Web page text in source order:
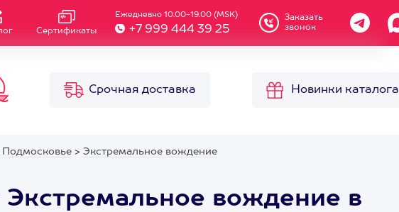
Сертификаты
Ежедневно 10.00-19.00 (MSK)
+7 999 444 39 25
Заказать
звонок
Срочная доставка Новинки каталога
> Экстремальное вождение
Экстремальное вождение в